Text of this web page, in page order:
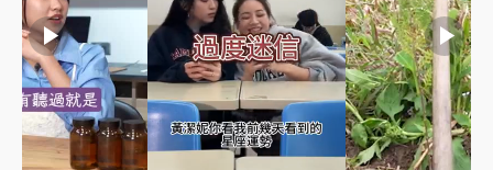
play_arrow play_arrow play_arrow